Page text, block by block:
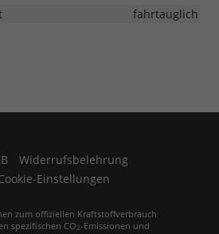
fahrtauglich
Widerrufsbelehrung
Einstellungen
zum offiziellen Kraftstoffverbrauch
spezifischen CO2-Emissionen und